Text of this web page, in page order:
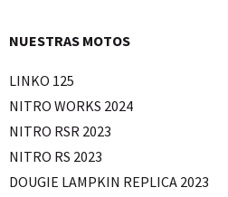
NUESTRAS MOTOS
LINKO 125
NITRO WORKS 2024
NITRO RSR 2023
NITRO RS 2023
DOUGIE LAMPKIN REPLICA 2023